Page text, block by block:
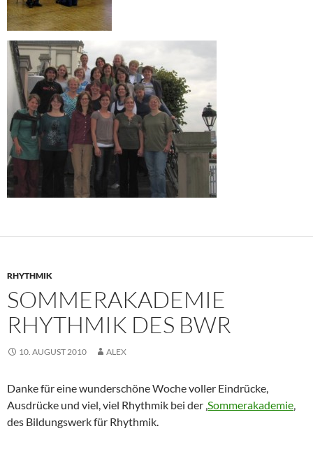
RHYTHMIK
SOMMERAKADEMIE
RHYTHMIK DES BWR
10. AUGUST 2010 ALEX
Danke für eine wunderschöne Woche voller Eindrücke,
Ausdrücke und viel, viel Rhythmik bei der ‚ Sommerakademie
des Bildungswerk für Rhythmik.